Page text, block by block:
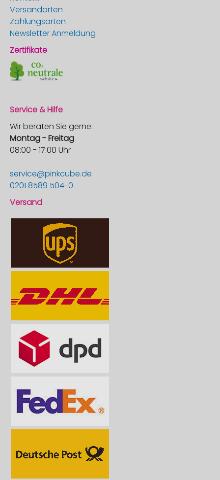
Versandarten
Zahlungsarten
Newsletter Anmeldung
Zertifikate
Service & Hilfe
Wir beraten Sie gerne:
Montag - Freitag
08:00 - 17:00 Uhr
service@pinkcube.de
0201 8589 504-0
Versand